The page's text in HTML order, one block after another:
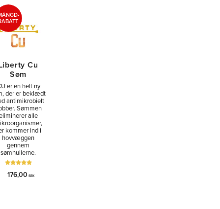
Cu
Søm
er en helt ny
der er beklædt
antimikrobielt
Sømmen
alle
kommer ind i
hovvæggen
gennem
sømhullerne.
176,00 SEK